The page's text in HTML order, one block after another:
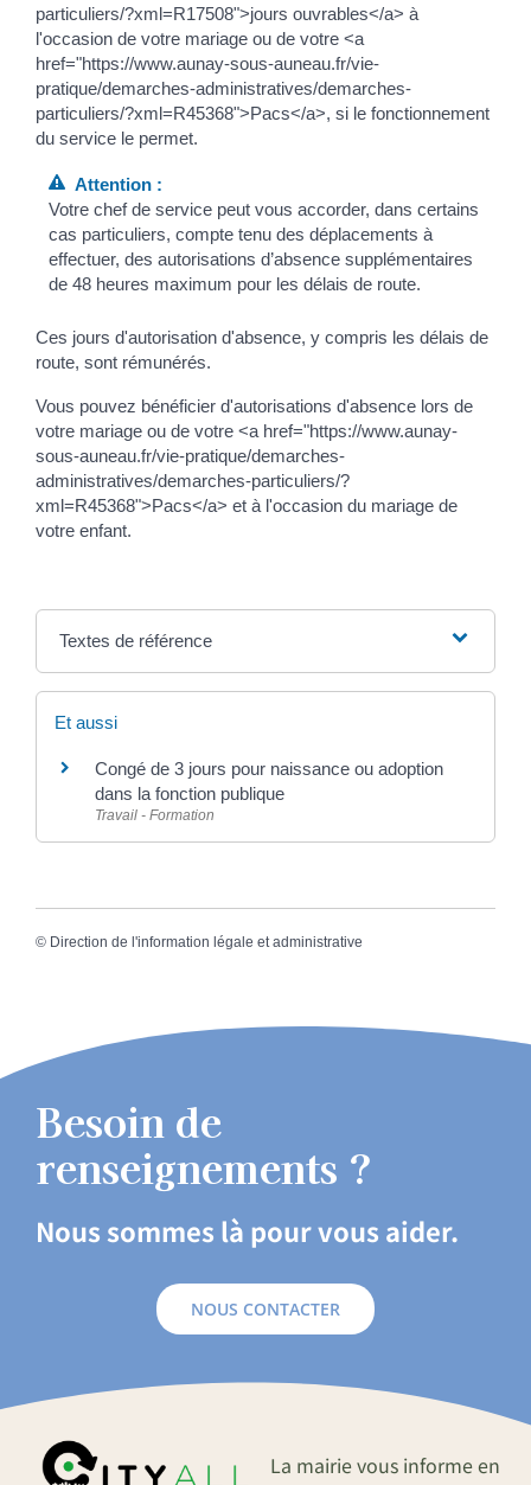
particuliers/?xml=R17508">jours ouvrables</a> à
l'occasion de votre mariage ou de votre <a
href="https://www.aunay-sous-auneau.fr/vie-
pratique/demarches-administratives/demarches-
particuliers/?xml=R45368">Pacs</a>, si le fonctionnement
du service le permet.
Attention :
Votre chef de service peut vous accorder, dans certains
cas particuliers, compte tenu des déplacements à
effectuer, des autorisations d’absence supplémentaires
de 48 heures maximum pour les délais de route.
Ces jours d'autorisation d'absence, y compris les délais de
route, sont rémunérés.
Vous pouvez bénéficier d'autorisations d'absence lors de
votre mariage ou de votre <a href="https://www.aunay-
sous-auneau.fr/vie-pratique/demarches-
administratives/demarches-particuliers/?
xml=R45368">Pacs</a> et à l'occasion du mariage de
votre enfant.
Textes de référence
Et aussi
Congé de 3 jours pour naissance ou adoption
dans la fonction publique
Travail - Formation
© Direction de l'information légale et administrative
Besoin de
renseignements ?
Nous sommes là pour vous aider.
NOUS CONTACTER
La mairie vous informe en